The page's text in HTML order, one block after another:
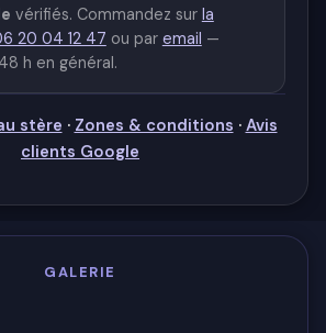
vérifiés. Commandez sur la
20 04 12 47 ou par email —
h en général.
stère · Zones & conditions · Avis
clients Google
GALERIE